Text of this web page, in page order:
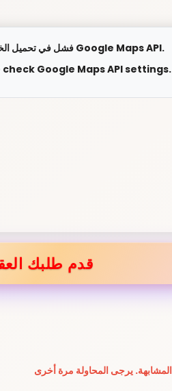
فشل في تحميل الخريطة. يرجى التحقق من إعدادات Google Maps API.
Google Maps API settings.
قدم طلبك